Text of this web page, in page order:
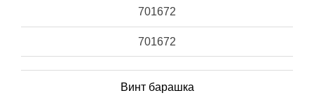
701672
701672
Винт барашка